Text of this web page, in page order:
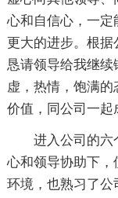
心和自信心，一
更大的进步。根据
恳请领导给我继
虚，热情，饱满
价值，同公司一起
进入公司的六
心和领导协助下
环境，也熟习了公